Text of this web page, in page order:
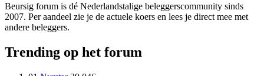
Beursig forum is dé Nederlandstalige beleggerscommunity sinds
2007. Per aandeel zie je de actuele koers en lees je direct mee met
andere beleggers.
Trending op het forum